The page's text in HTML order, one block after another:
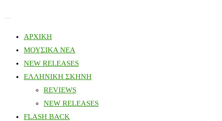
ΑΡΧΙΚΗ
ΜΟΥΣΙΚΑ ΝΕΑ
NEW RELEASES
ΕΛΛΗΝΙΚΗ ΣΚΗΝΗ
REVIEWS
NEW RELEASES
FLASH BACK